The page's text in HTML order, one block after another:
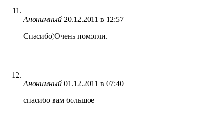
Анонимный 20.12.2011 в 12:57
Спасибо)Очень помогли.
Анонимный 01.12.2011 в 07:40
спасибо вам большое